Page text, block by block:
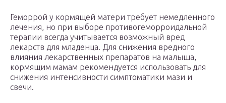
Геморрой у кормящей матери требует немедленного
лечения, но при выборе противогеморроидальной
терапии всегда учитывается возможный вред
лекарств для младенца. Для снижения вредного
влияния лекарственных препаратов на малыша,
кормящим мамам рекомендуется использовать для
снижения интенсивности симптоматики мази и
свечи.